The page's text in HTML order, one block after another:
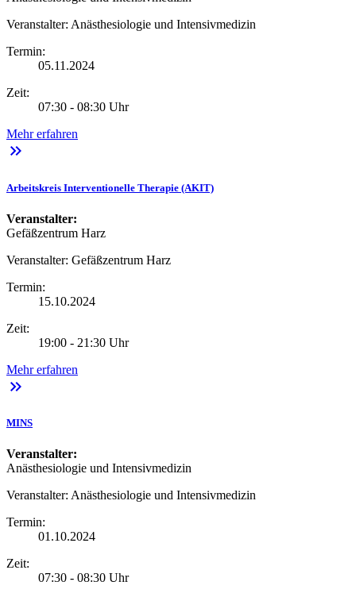
Veranstalter: Anästhesiologie und Intensivmedizin
Termin:
05.11.2024
Zeit:
07:30 - 08:30 Uhr
Mehr erfahren
keyboard_double_arrow_right
Arbeitskreis Interventionelle Therapie (AKIT)
Veranstalter:
Gefäßzentrum Harz
Veranstalter: Gefäßzentrum Harz
Termin:
15.10.2024
Zeit:
19:00 - 21:30 Uhr
Mehr erfahren
keyboard_double_arrow_right
MINS
Veranstalter:
Anästhesiologie und Intensivmedizin
Veranstalter: Anästhesiologie und Intensivmedizin
Termin:
01.10.2024
Zeit:
07:30 - 08:30 Uhr